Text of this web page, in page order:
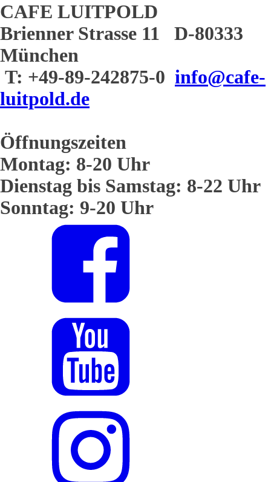
CAFE LUITPOLD
Brienner Strasse 11 D-80333
München
T: +49-89-242875-0 info@cafe-
luitpold.de
Öffnungszeiten
Montag: 8-20 Uhr
Dienstag bis Samstag: 8-22 Uhr
Sonntag: 9-20 Uhr